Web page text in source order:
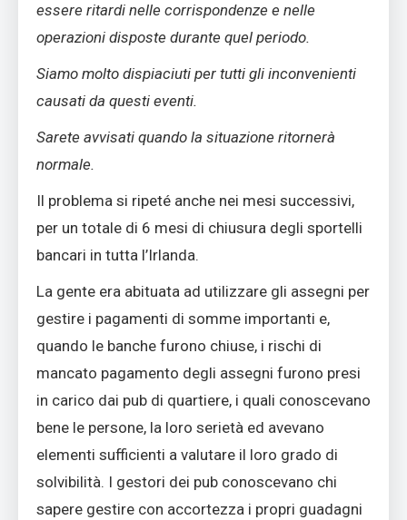
essere ritardi nelle corrispondenze e nelle
operazioni disposte durante quel periodo.
Siamo molto dispiaciuti per tutti gli inconvenienti
causati da questi eventi.
Sarete avvisati quando la situazione ritornerà
normale.
Il problema si ripeté anche nei mesi successivi,
per un totale di 6 mesi di chiusura degli sportelli
bancari in tutta l’Irlanda.
La gente era abituata ad utilizzare gli assegni per
gestire i pagamenti di somme importanti e,
quando le banche furono chiuse, i rischi di
mancato pagamento degli assegni furono presi
in carico dai pub di quartiere, i quali conoscevano
bene le persone, la loro serietà ed avevano
elementi sufficienti a valutare il loro grado di
solvibilità. I gestori dei pub conoscevano chi
sapere gestire con accortezza i propri guadagni